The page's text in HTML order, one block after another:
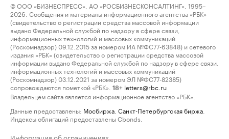
© ООО «БИЗНЕСПРЕСС», АО «РОСБИЗНЕСКОНСАЛТИНГ», 1995–
2026. Сообщения и материалы информационного агентства «РБК»
(свидетельство о регистрации средства массовой информации
выдано Федеральной службой по надзору в сфере связи,
информационных технологий и массовых коммуникаций
(Роскомнадзор) 09.12.2015 за номером ИА №ФС77-63848) и сетевого
издания «РБК» (свидетельство о регистрации средства массовой
информации выдано Федеральной службой по надзору в сфере связи,
информационных технологий и массовых коммуникаций
(Роскомнадзор) 03.12.2021 за номером ЭЛ №ФС77-82385)
сопровождаются пометкой «РБК».
18+ letters@rbc.ru
Владельцем сайта является информационное агентство «РБК».
Данные предоставлены: Мосбиржа Санкт-Петербургская биржа
Индексы облигаций предоставлены Cbonds.